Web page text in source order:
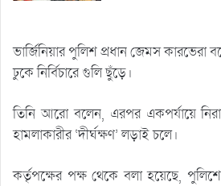
ভার্জিনিয়ার পুলিশ প্রধান জেমস কারভেরা
ঢুকে নির্বিচারে গুলি ছুঁড়ে।
তিনি আরো বলেন, এরপর একপর্যায়ে
হামলাকারীর ‘দীর্ঘক্ষণ’ লড়াই চলে।
কর্তৃপক্ষের পক্ষ থেকে বলা হয়েছে,